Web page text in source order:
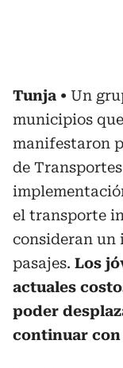
Tunja
Un
municipios
manifestaron
de
el transporte
consideran un
pasajes. Los
actuales
poder
continuar con